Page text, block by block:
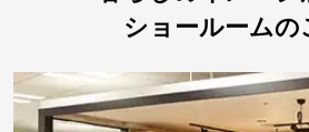
ショールームの